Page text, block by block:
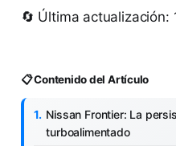
🔄 Última
📋 Contenido del Artículo
Nissan Frontier: La
turboalimentado